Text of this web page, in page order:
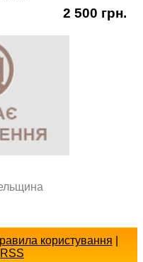
2 500 грн.
користування
RSS